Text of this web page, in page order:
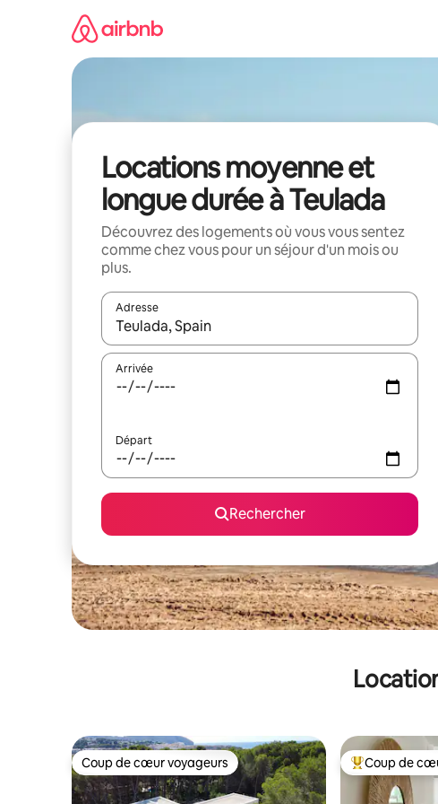
Locations moyenne et
longue durée à Teulada
Découvrez des logements où vous vous sentez
comme chez vous pour un séjour d'un mois ou
plus.
Adresse
Lorsque les résultats s'affichent, utilisez les flèches
Arrivée
Départ
Rechercher
Coup de cœur voyageurs
Coup de cœur voyageurs Coups de
Coup de